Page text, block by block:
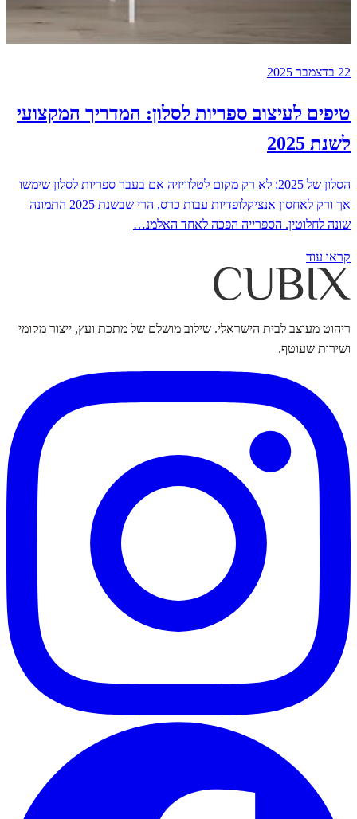
22 בדצמבר 2025
טיפים לעיצוב ספריות לסלון: המדריך המקצועי
לשנת 2025
הסלון של 2025: לא רק מקום לטלוויזיה אם בעבר ספריות לסלון שימשו
אך ורק לאחסון אנציקלופדיות עבות כרס, הרי שבשנת 2025 התמונה
שונה לחלוטין. הספרייה הפכה לאחד האלמנ…
קראו עוד
ריהוט מעוצב לבית הישראלי. שילוב מושלם של מתכת ועץ, ייצור מקומי
ושירות שעוטף.